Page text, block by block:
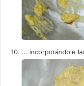
... incorporándole